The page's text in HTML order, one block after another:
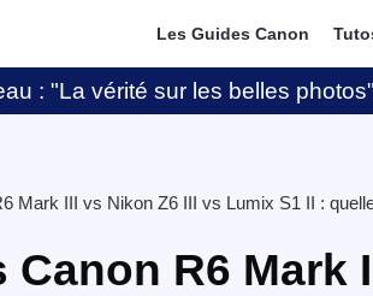
Les Guides Canon
: "La vérité sur les belles
Mark III vs Nikon Z6 III vs Lumix S1 II :
Canon R6 Mark